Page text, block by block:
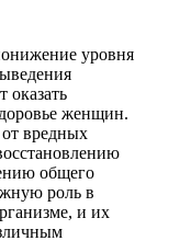
уровня
оказать
женщин.
вредных
общего
роль в
и их